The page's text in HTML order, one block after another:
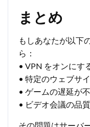
まとめ
もしあなたが以下
ら：
• VPN をオンにす
• 特定のウェブサ
• ゲームの遅延が
• ビデオ会議の品